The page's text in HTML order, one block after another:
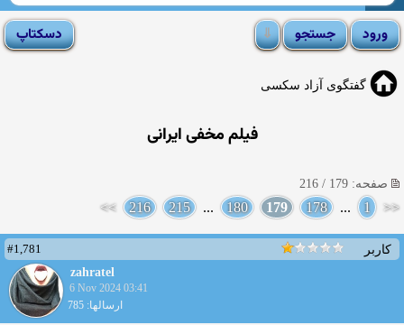
گفتگوی آزاد سکسی
فیلم مخفی ایرانی
صفحه: 179 / 216
<<
1
...
178
179
180
...
215
216
>>
کاربر
#1,781
zahratel
6 Nov 2024 03:41
ارسالها: 785